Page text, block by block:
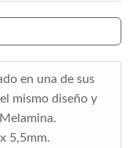
en una de sus
mismo diseño y
5,5mm.